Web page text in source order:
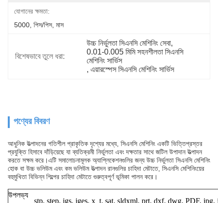
যোগানের ক্ষমতা:
5000, পিস/পিস, মাস
বিশেষভাবে তুলে ধরা:
উচ্চ নির্ভুলতা সিএনসি মেশিনিং সেবা,
0.01-0.005 মিমি সহনশীলতা সিএনসি
মেশিনিং সার্ভিস
, এয়ারস্পেস সিএনসি মেশিনিং সার্ভিস
পণ্যের বিবরণ
আধুনিক উত্পাদনের গতিশীল প্রাকৃতিক দৃশ্যের মধ্যে, সিএনসি মেশিনিং একটি ভিত্তিপ্রস্তর
প্রযুক্তি হিসাবে দাঁড়িয়েছে যা ব্যতিক্রমী নির্ভুলতা এবং দক্ষতার সাথে জটিল উপাদান উত্পাদন
করতে সক্ষম করে।এটি সমালোচনামূলক অ্যাপ্লিকেশনগুলির জন্য উচ্চ নির্ভুলতা সিএনসি মেশিনিং
হোক বা উচ্চ ভলিউম এবং কম ভলিউম উত্পাদন রানগুলির চাহিদা মেটাতে, সিএনসি মেশিনিংয়ের
বহুমুখিতা বিভিন্ন শিল্পের চাহিদা মেটাতে গুরুত্বপূর্ণ ভূমিকা পালন করে।
উপলভ্য
stp, step, igs, iges, x_t, sat, sldxml, prt, dxf, dwg, PDF, jpg,